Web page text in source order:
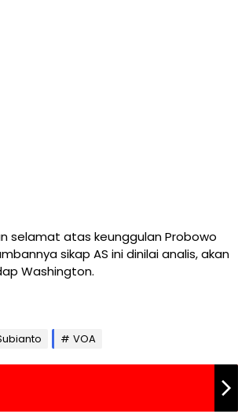
selamat atas keunggulan Probowo
sikap AS ini dinilai analis, akan
Washington.
VOA